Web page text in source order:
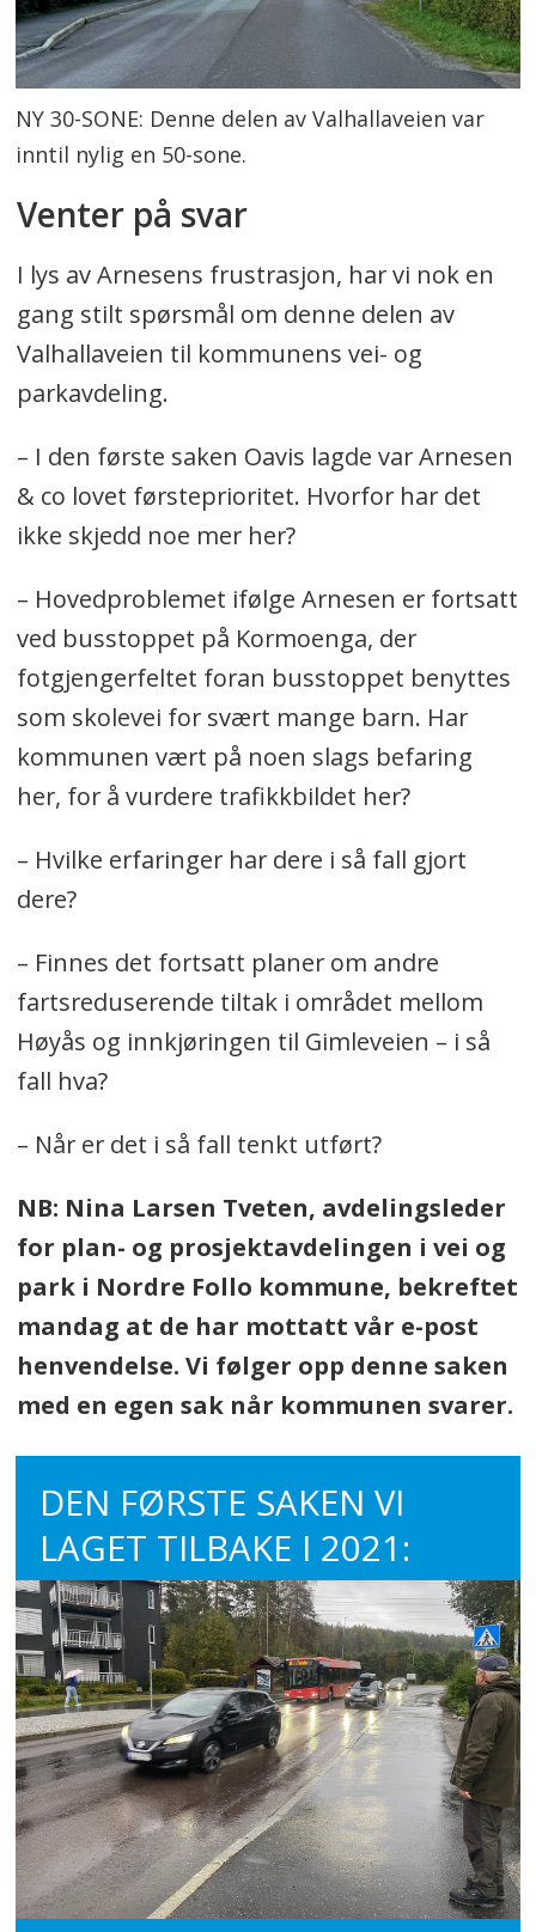
NY 30-SONE: Denne delen av Valhallaveien var
inntil nylig en 50-sone.
Venter på svar
I lys av Arnesens frustrasjon, har vi nok en
gang stilt spørsmål om denne delen av
Valhallaveien til kommunens vei- og
parkavdeling.
– I den første saken Oavis lagde var Arnesen
& co lovet førsteprioritet. Hvorfor har det
ikke skjedd noe mer her?
– Hovedproblemet ifølge Arnesen er fortsatt
ved busstoppet på Kormoenga, der
fotgjengerfeltet foran busstoppet benyttes
som skolevei for svært mange barn. Har
kommunen vært på noen slags befaring
her, for å vurdere trafikkbildet her?
– Hvilke erfaringer har dere i så fall gjort
dere?
– Finnes det fortsatt planer om andre
fartsreduserende tiltak i området mellom
Høyås og innkjøringen til Gimleveien – i så
fall hva?
– Når er det i så fall tenkt utført?
NB: Nina Larsen Tveten, avdelingsleder
for plan- og prosjektavdelingen i vei og
park i Nordre Follo kommune, bekreftet
mandag at de har mottatt vår e-post
henvendelse. Vi følger opp denne saken
med en egen sak når kommunen svarer.
DEN FØRSTE SAKEN VI
LAGET TILBAKE I 2021: